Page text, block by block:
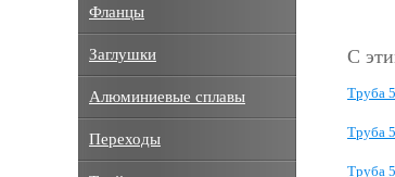
С
Труба
Труба
Труба
Фланцы
Заглушки
Алюминиевые сплавы
Переходы